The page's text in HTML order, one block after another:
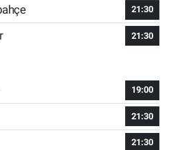
21:30
21:30
19:00
21:30
21:30